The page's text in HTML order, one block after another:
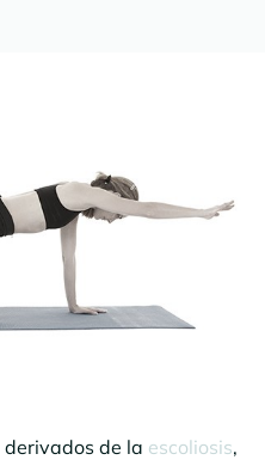
de la escoliosis,